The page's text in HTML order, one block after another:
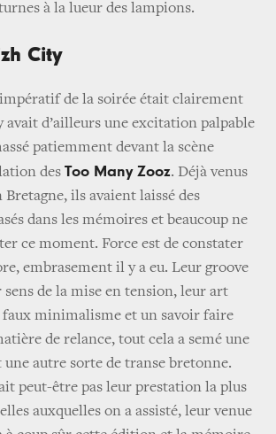
à la lueur des lampions.
City
de la soirée était clairement
avait d’ailleurs une excitation palpable
patiemment devant la scène
des Too Many Zooz. Déjà venus
ils avaient laissé des
dans les mémoires et beaucoup ne
ce moment. Force est de constater
embrasement il y a eu. Leur groove
de la mise en tension, leur art
faux minimalisme et un savoir faire
de relance, tout cela a semé une
autre sorte de transe bretonne.
peut-être pas leur prestation la plus
auxquelles on a assisté, leur venue